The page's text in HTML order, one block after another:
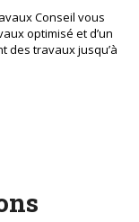
Conseil vous
optimisé et d’un
des travaux jusqu’à